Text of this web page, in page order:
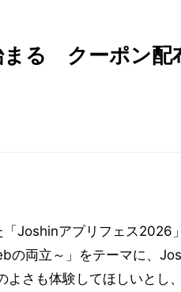
まる クーポン配
Joshinアプリフェス2026
の両立～」をテーマに、
さも体験してほしいとし